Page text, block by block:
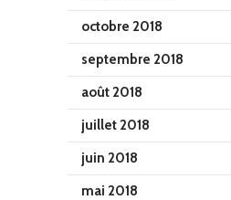
octobre 2018
septembre 2018
août 2018
juillet 2018
juin 2018
mai 2018